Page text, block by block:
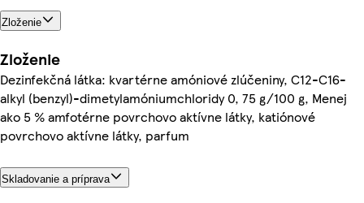
Zloženie
Zloženie
Dezinfekčná látka: kvartérne amóniové zlúčeniny, C12-C16-
alkyl (benzyl)-dimetylamóniumchloridy 0, 75 g/100 g, Menej
ako 5 % amfotérne povrchovo aktívne látky, katiónové
povrchovo aktívne látky, parfum
Skladovanie a príprava